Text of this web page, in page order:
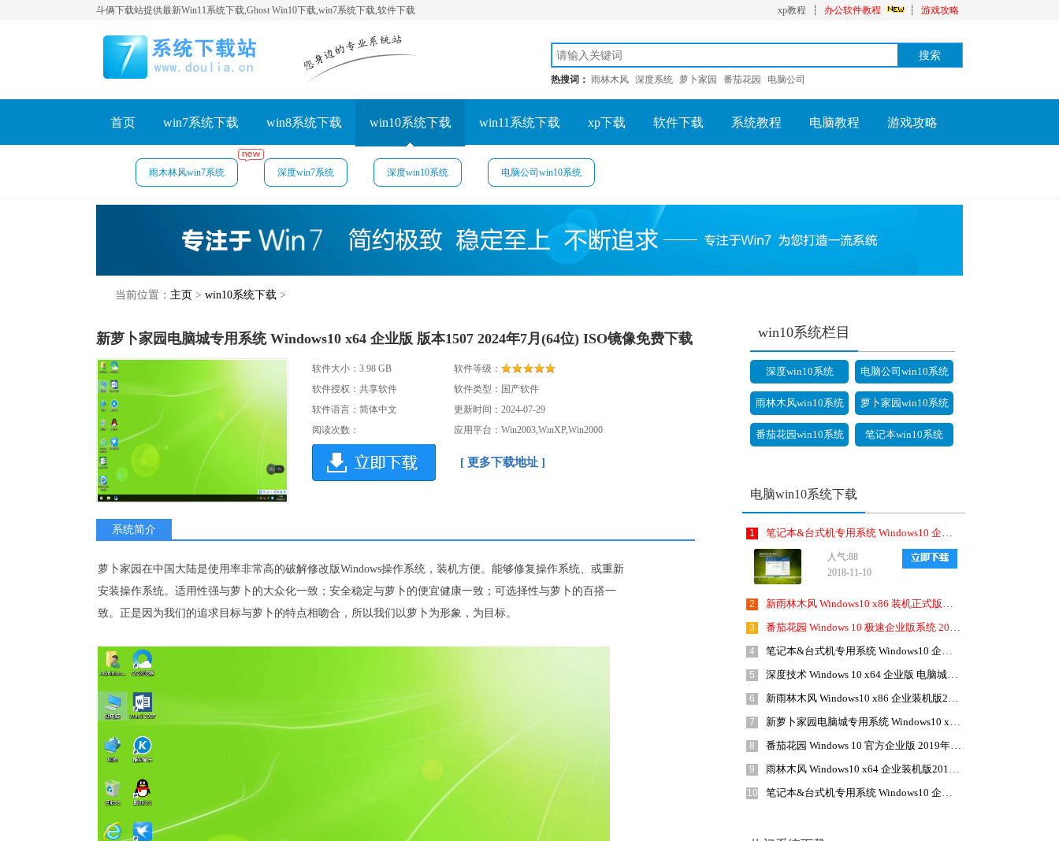
斗俩下载站提供最新Win11系统下载,Ghost Win10下载,win7系统下载,软件下载 xp教程 ┆ 办公软件教程 ┆ 游戏攻略
热搜词： 雨林木风 深度系统 萝卜家园 番茄花园 电脑公司
首页 win7系统下载 win8系统下载 win10系统下载 win11系统下载 xp下载 软件下载 系统教程 电脑教程 游戏攻略
雨木林风win7系统 深度win7系统 深度win10系统 电脑公司win10系统
当前位置： 主页 > win10系统下载 >
新萝卜家园电脑城专用系统 Windows10 x64 企业版 版本1507 2024年7月(64位) ISO镜像免费下载
软件大小： 3.98 GB
软件授权：共享软件
软件语言：简体中文
阅读次数：
软件等级：
软件类型：国产软件
更新时间：2024-07-29
应用平台：Win2003,WinXP,Win2000
[ 更多下载地址 ]
系统简介
萝卜家园在中国大陆是使用率非常高的破解修改版Windows操作系统，装机方便。能够修复操作系统、或重新
安装操作系统。适用性强与萝卜的大众化一致；安全稳定与萝卜的便宜健康一致；可选择性与萝卜的百搭一
致。正是因为我们的追求目标与萝卜的特点相吻合，所以我们以萝卜为形象，为目标。
win10系统栏目
深度win10系统 电脑公司win10系统
雨林木风win10系统 萝卜家园win10系统
番茄花园win10系统 笔记本win10系统
电脑win10系统下载
1 笔记本&台式机专用系统 Windows10 企业版 2018年10月(32位) ISO镜像快速下载
人气:88
2018-11-10
2 新雨林木风 Windows10 x86 装机正式版下载 2018年8月(32位)
3 番茄花园 Windows 10 极速企业版系统 2018年8月(64位)ISO镜像下载
4 笔记本&台式机专用系统 Windows10 企业版 2020年3月(64位) 提供下载
5 深度技术 Windows 10 x64 企业版 电脑城装机版2018年10月(64位) 提供下载
6 新雨林木风 Windows10 x86 企业装机版2019年1月(32位) ISO镜像免费下载
7 新萝卜家园电脑城专用系统 Windows10 x64 极速企业版2018年8月(64位)ISO镜像下载
8 番茄花园 Windows 10 官方企业版 2019年4月(64位) 提供下载
9 雨林木风 Windows10 x64 企业装机版2019年4月(64位) ISO镜像快速下载
10 笔记本&台式机专用系统 Windows10 企业正式版 2018年8月(64位)ISO镜像下载